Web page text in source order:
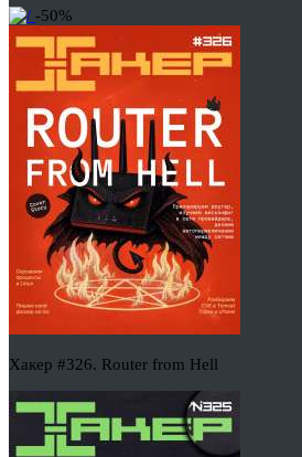
-50%
Хакер #326. Router from Hell